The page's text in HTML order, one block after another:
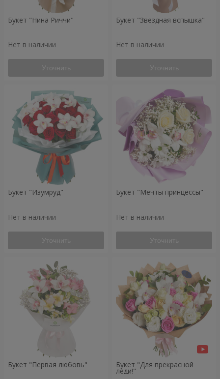
Букет "Нина Риччи"
Нет в наличии
Уточнить
Букет "Звездная вспышка"
Нет в наличии
Уточнить
Букет "Изумруд"
Нет в наличии
Уточнить
Букет "Мечты принцессы"
Нет в наличии
Уточнить
Букет "Первая любовь" Букет "Для прекрасной
леди!"